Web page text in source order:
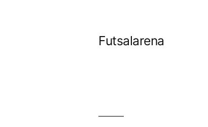
Futsalarena